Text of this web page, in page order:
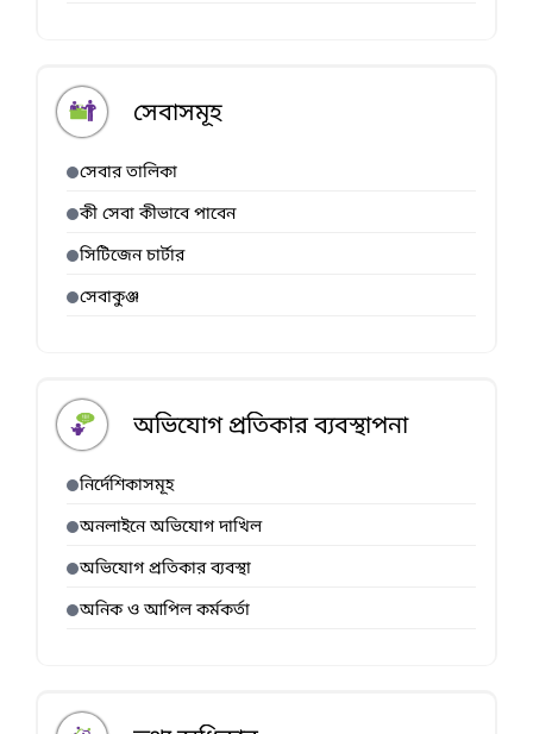
সেবাসমূহ
সেবার তালিকা
কী সেবা কীভাবে পাবেন
সিটিজেন চার্টার
সেবাকুঞ্জ
অভিযোগ প্রতিকার ব্যবস্থাপনা
নির্দেশিকাসমূহ
অনলাইনে অভিযোগ দাখিল
অভিযোগ প্রতিকার ব্যবস্থা
অনিক ও আপিল কর্মকর্তা